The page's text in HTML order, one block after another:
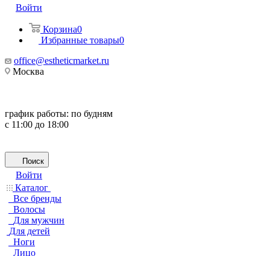
Войти
Корзина0
Избранные товары0
office@estheticmarket.ru
Москва
график работы: по будням
с 11:00 до 18:00
Поиск
Войти
Каталог
Все бренды
Волосы
Для мужчин
Для детей
Ноги
Лицо